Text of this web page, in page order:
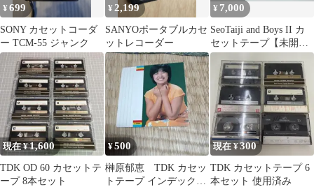
¥699
SONY カセットコーダ
ー TCM-55 ジャンク
¥2,199
SANYOポータブルカセ
ットレコーダー
¥ 7,000
SeoTaiji and Boys II カ
セットテープ【未開
封】미사용
現在 ¥1,600
TDK OD 60 カセットテ
ープ 8本セット
¥500
榊原郁恵 TDK カセッ
トテープ インデックス
現在 ¥300
TDK カセットテープ 6
本セット 使用済み